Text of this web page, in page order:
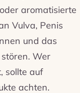
aromatisierte
Vulva, Penis
und das
Wer
sollte auf
achten.